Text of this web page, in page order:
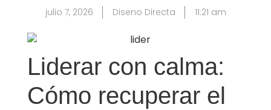
julio 7, 2026 Diseno Directa 11:21 am
Liderar con calma:
Cómo recuperar el